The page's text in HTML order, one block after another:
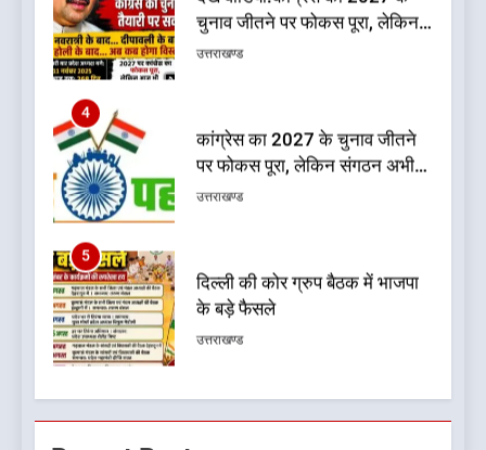
पर फोकस पूरा, लेकिन संगठन अभी
भी अधूरा
उत्तराखण्ड
5
दिल्ली की कोर ग्रुप बैठक में भाजपा
के बड़े फैसले
उत्तराखण्ड
6
ऑरेंज अलर्ट के बीच डीएम का बड़ा
फैसला, कल देहरादून में स्कूल बंद
उत्तराखण्ड
7